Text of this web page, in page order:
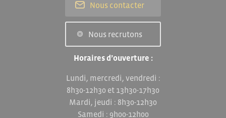
Nous contacter
Nous recrutons
Horaires d’ouverture :
Lundi, mercredi, vendredi :
8h30-12h30 et 13h30-17h30
Mardi, jeudi : 8h30-12h30
Samedi : 9h00-12h00